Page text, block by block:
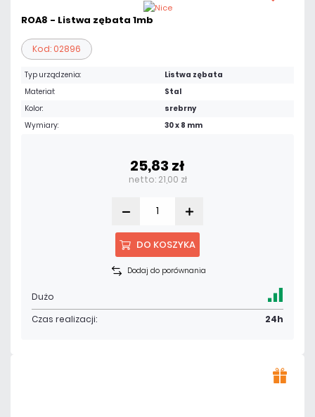
ROA8 - Listwa zębata 1mb
Kod: 02896
Typ urządzenia:
Listwa zębata
Materiał:
Stal
Kolor:
srebrny
Wymiary:
30 x 8 mm
25,83 zł
netto: 21,00 zł
DO KOSZYKA
Dodaj do porównania
Dużo
Czas realizacji:
24h